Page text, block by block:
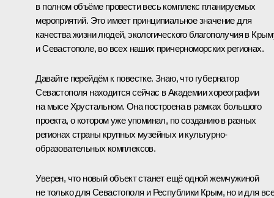
в полном объёме провести весь комплекс планируемых
мероприятий. Это имеет принципиальное значение для
качества жизни людей, экологического благополучия в
и Севастополе, во всех наших причерноморских регионах.
Давайте перейдём к повестке. Знаю, что губернатор
Севастополя находится сейчас в Академии хореографии
на мысе Хрустальном. Она построена в рамках большого
проекта, о котором уже упоминал, по созданию в разных
регионах страны крупных музейных и культурно-
образовательных комплексов.
Уверен, что новый объект станет ещё одной жемчужиной
не только для Севастополя и Республики Крым, но и для